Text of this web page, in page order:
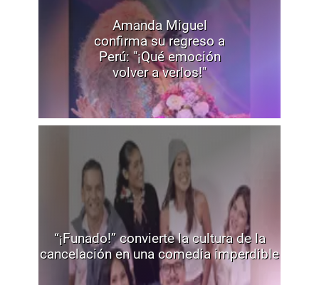
Amanda Miguel
confirma su regreso a
Perú: "¡Qué emoción
volver a verlos!"
“¡Funado!” convierte la cultura de la
cancelación en una comedia imperdible